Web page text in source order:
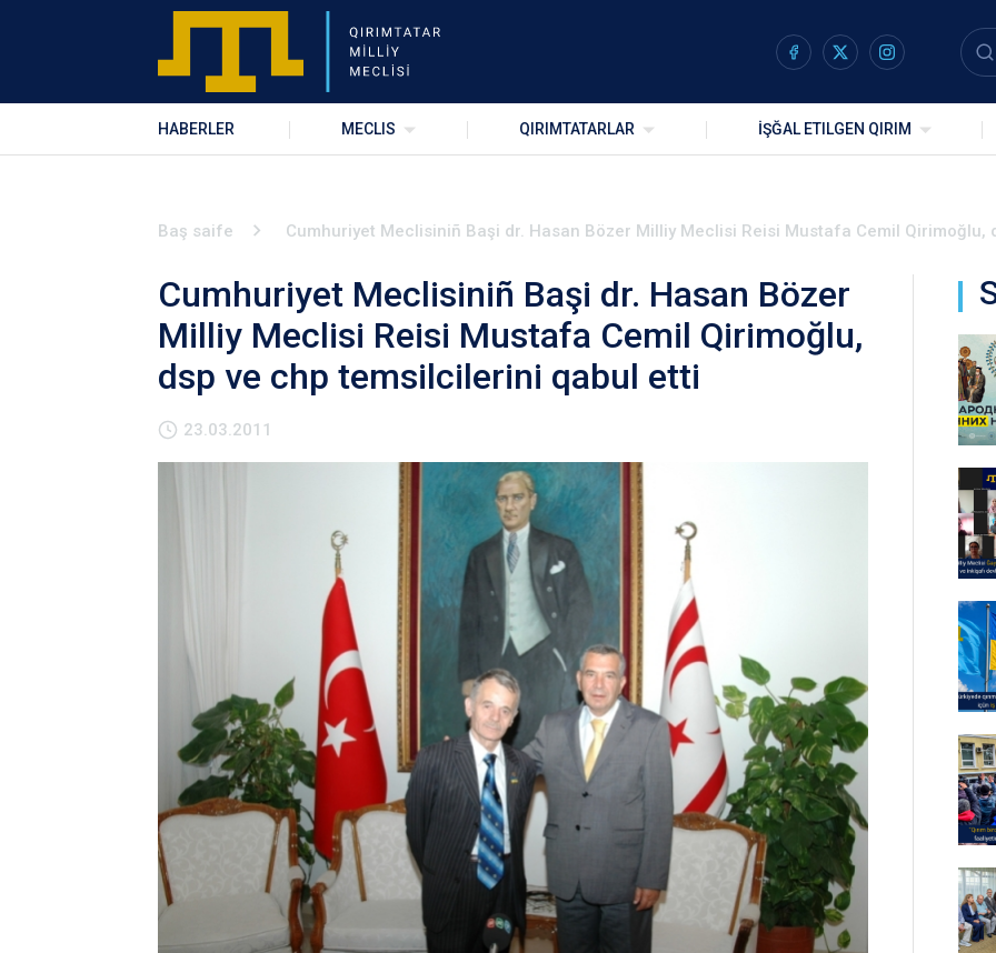
HABERLER MECLIS QIRIMTATARLAR İŞĞAL ETILGEN QIRIM
Baş saife Cumhuriyet Meclisiniñ Başi dr. Hasan Bözer Milliy Meclisi Reisi Mustafa Cemil
Cumhuriyet Meclisiniñ Başi dr. Hasan Bözer
Milliy Meclisi Reisi Mustafa Cemil Qirimoğlu,
dsp ve chp temsilcilerini qabul etti
23.03.2011